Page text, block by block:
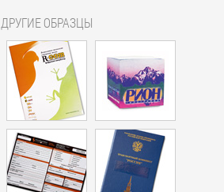
ДРУГИЕ ОБРАЗЦЫ